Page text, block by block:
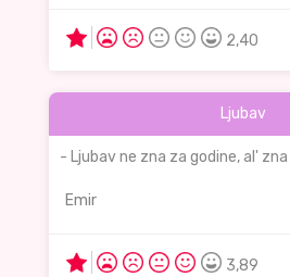
2,40
Ljubav
- Ljubav ne zna za godine, al'
Emir
3,89